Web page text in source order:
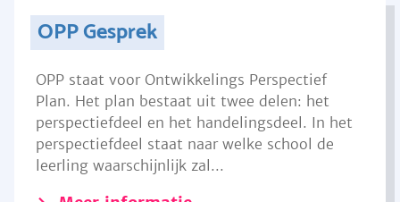
OPP Gesprek
OPP staat voor Ontwikkelings Perspectief
Plan. Het plan bestaat uit twee delen: het
perspectiefdeel en het handelingsdeel. In het
perspectiefdeel staat naar welke school de
leerling waarschijnlijk zal...